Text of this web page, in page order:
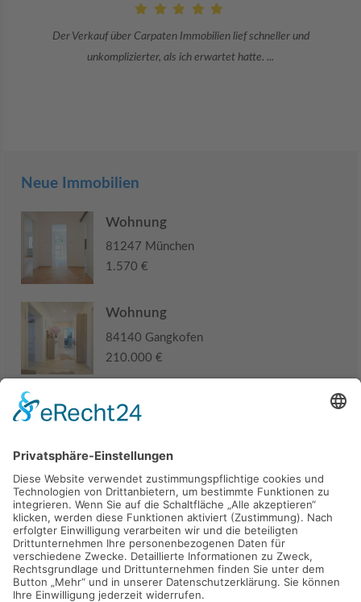
Danke an Carpaten Immobilien und besonders an Frau Adriana Sarca.
Sie war viele Monate mehr als ...
Neue Immobilien
Wohnung
81247 München
1.570 €
Wohnung
84140 Gangkofen
210.000 €
Haus
285.000 €
Kaufen Verkaufen Mieten Vermieten
Kontakt Impressum